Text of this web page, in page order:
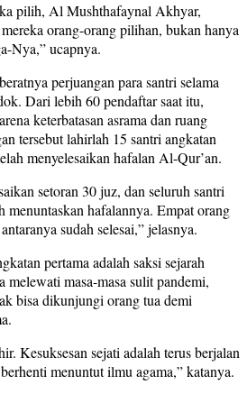
pilih, Al Mushthafaynal Akhyar,
orang-orang pilihan, bukan hanya
Nya,” ucapnya.
perjuangan para santri selama
Dari lebih 60 pendaftar saat itu,
keterbatasan asrama dan ruang
tersebut lahirlah 15 santri angkatan
menyelesaikan hafalan Al-Qur’an.
setoran 30 juz, dan seluruh santri
menuntaskan hafalannya. Empat orang
sudah selesai,” jelasnya.
pertama adalah saksi sejarah
masa-masa sulit pandemi,
bisa dikunjungi orang tua demi
Kesuksesan sejati adalah terus berjalan
menuntut ilmu agama,” katanya.